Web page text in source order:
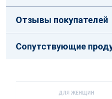
Отзывы покупателей
Сопутствующие
ДЛЯ ЖЕНЩИН